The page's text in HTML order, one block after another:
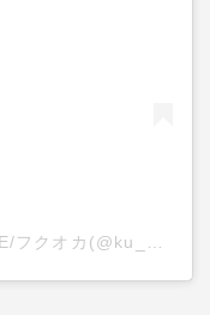
理容店/FUKUOKA BARBER PLACE/フクオカ(@ku_ni.15)がシェアした投稿